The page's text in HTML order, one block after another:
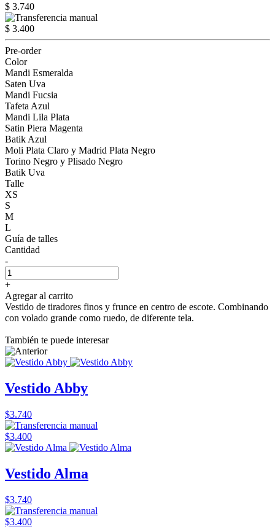
$ 3.740
$ 3.400
Pre-order
Color
Mandi Esmeralda
Saten Uva
Mandi Fucsia
Tafeta Azul
Mandi Lila Plata
Satin Piera Magenta
Batik Azul
Moli Plata Claro y Madrid Plata Negro
Torino Negro y Plisado Negro
Batik Uva
Talle
XS
S
M
L
Guía de talles
Cantidad
-
+
Agregar al carrito
Vestido de tiradores finos y frunce en centro de escote. Combinando
con volado grande como ruedo, de diferente tela.
También te puede interesar
Vestido Abby
$3.740
$3.400
Vestido Alma
$3.740
$3.400